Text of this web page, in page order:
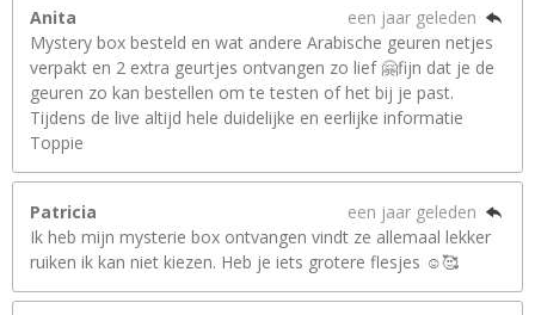
Anita
een jaar geleden
Mystery box besteld en wat andere Arabische geuren netjes
verpakt en 2 extra geurtjes ontvangen zo lief 🤗fijn dat je de
geuren zo kan bestellen om te testen of het bij je past.
Tijdens de live altijd hele duidelijke en eerlijke informatie
Toppie
Patricia
een jaar geleden
Ik heb mijn mysterie box ontvangen vindt ze allemaal lekker
ruiken ik kan niet kiezen. Heb je iets grotere flesjes ☺️🥰